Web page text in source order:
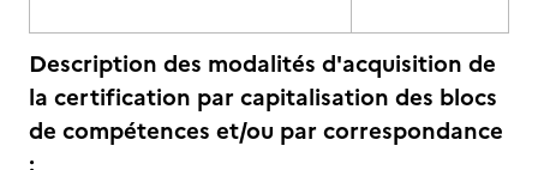
Description des modalités d'acquisition de
la certification par capitalisation des blocs
de compétences et/ou par correspondance